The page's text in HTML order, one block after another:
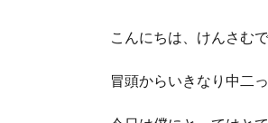
こんにちは、けんさむで
冒頭からいきなり中二